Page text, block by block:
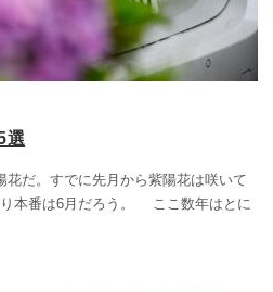
選
だ。すでに先月から紫陽花は咲いて
本番は6月だろう。 ここ数年はとに